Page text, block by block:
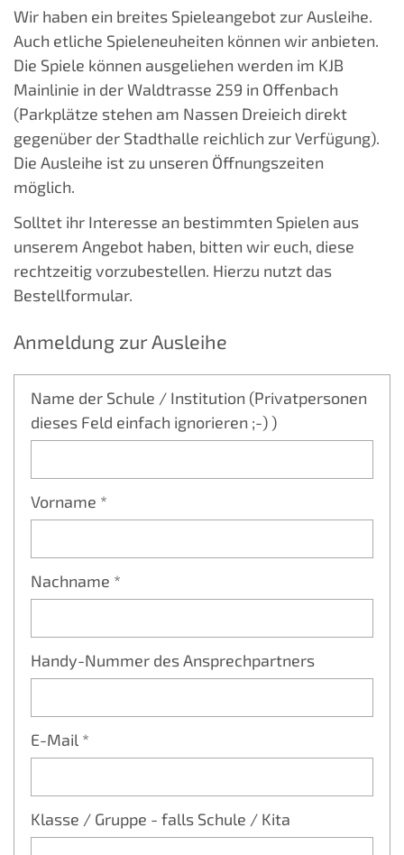
Wir haben ein breites Spieleangebot zur Ausleihe.
Auch etliche Spieleneuheiten können wir anbieten.
Die Spiele können ausgeliehen werden im KJB
Mainlinie in der Waldtrasse 259 in Offenbach
(Parkplätze stehen am Nassen Dreieich direkt
gegenüber der Stadthalle reichlich zur Verfügung).
Die Ausleihe ist zu unseren Öffnungszeiten
möglich.
Solltet ihr Interesse an bestimmten Spielen aus
unserem Angebot haben, bitten wir euch, diese
rechtzeitig vorzubestellen. Hierzu nutzt das
Bestellformular.
Anmeldung zur Ausleihe
Name der Schule / Institution (Privatpersonen
dieses Feld einfach ignorieren ;-) )
Vorname *
Nachname *
Handy-Nummer des Ansprechpartners
E-Mail *
Klasse / Gruppe - falls Schule / Kita